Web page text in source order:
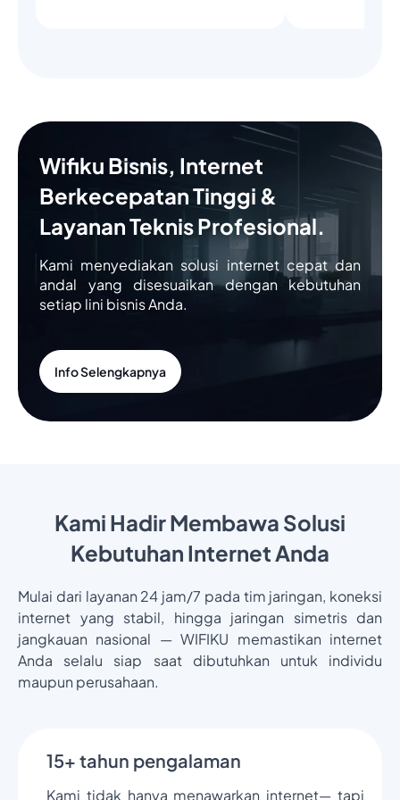
Wifiku Bisnis, Internet
Berkecepatan Tinggi &
Layanan Teknis Profesional.
Kami menyediakan solusi internet cepat dan
andal yang disesuaikan dengan kebutuhan
setiap lini bisnis Anda.
Info Selengkapnya
Kami Hadir Membawa Solusi
Kebutuhan Internet Anda
Mulai dari layanan 24 jam/7 pada tim jaringan, koneksi
internet yang stabil, hingga jaringan simetris dan
jangkauan nasional — WIFIKU memastikan internet
Anda selalu siap saat dibutuhkan untuk individu
maupun perusahaan.
15+ tahun pengalaman
Kami tidak hanya menawarkan internet— tapi